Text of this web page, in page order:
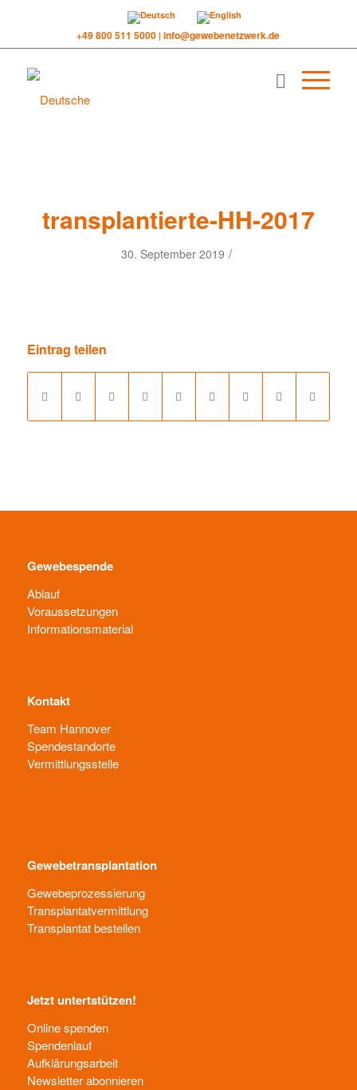
+49 800 511 5000 |info@gewebenetzwerk.de
transplantierte-HH-2017
30. September 2019 /
Eintrag teilen
Gewebespende
Ablauf
Voraussetzungen
Informationsmaterial
Kontakt
Team Hannover
Spendestandorte
Vermittlungsstelle
Gewebetransplantation
Gewebeprozessierung
Transplantatvermittlung
Transplantat bestellen
Jetzt untertstützen!
Online spenden
Spendenlauf
Aufklärungsarbeit
Newsletter abonnieren